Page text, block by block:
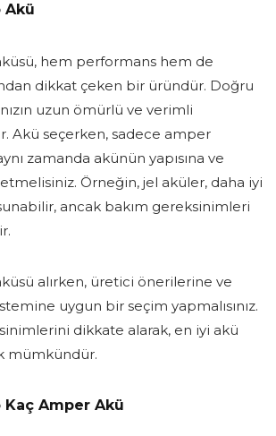
Akü
hem performans hem de
dikkat çeken bir üründür. Doğru
uzun ömürlü ve verimli
Akü seçerken, sadece amper
zamanda akünün yapısına ve
Örneğin, jel aküler, daha iyi
ancak bakım gereksinimleri
alırken, üretici önerilerine ve
uygun bir seçim yapmalısınız.
dikkate alarak, en iyi akü
mümkündür.
Kaç Amper Akü